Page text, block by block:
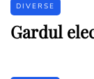
DIVERSE
Gardul